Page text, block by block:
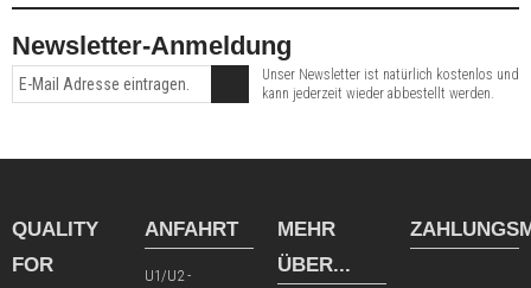
Newsletter-Anmeldung
Unser Newsletter ist natürlich kostenlos und
kann jederzeit wieder abbestellt werden.
QUALITY
FOR
ANFAHRT
U1/U2 -
MEHR
ÜBER...